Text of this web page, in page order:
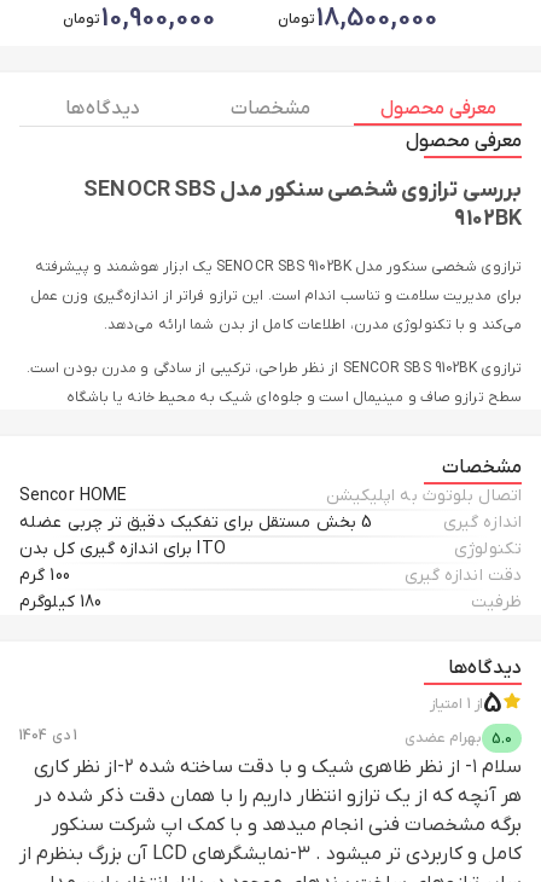
18,500,000تومان 10,900,000تومان
معرفی محصول مشخصات
دیدگاه ها
معرفی محصول
بررسی ترازوی شخصی سنکور مدل SENOCR SBS
9102BK
ترازوی شخصی سنکور مدل SENOCR SBS 9102BK یک ابزار هوشمند و پیشرفته
برای مدیریت سلامت و تناسب اندام است. این ترازو فراتر از اندازه‌گیری وزن عمل
می‌کند و با تکنولوژی مدرن، اطلاعات کامل از بدن شما ارائه می‌دهد.
ترازوی SENCOR SBS 9102BK از نظر طراحی، ترکیبی از سادگی و مدرن بودن است.
سطح ترازو صاف و مینیمال است و جلوه‌ای شیک به محیط خانه یا باشگاه
سطح آن از شیشه مقاوم سکوریت ساخته شده که علاوه بر زیبایی، استحکام
بالایی دارد و ایمنی کاربر را هنگام استفاده تضمین می‌کند. گوشه‌های ترازو گرد
طراحی شده‌اند تا حس مدرن و ایمنی را همزمان ارائه دهند.
سطح آن از شیشه مقاوم سکوریت ساخته شده است
نمایشگر دیجیتال ترازو با فونت روشن و خوانا روی سطح شیشه‌ای قرار گرفته
نمایش داده می‌شوند. طراحی بدون دکمه اضافی و لمس‌پذیری آسان، استفاده از
ترازو را ساده و راحت می‌کند.
رنگ‌بندی مشکی با شیشه شفاف، ظاهری مینیمال و مدرن به ترازو می‌دهد که با
هر دکوراسیونی هماهنگ است. پایه‌های مقاوم و طراحی مستحکم ترازو، ثبات آن
را حتی هنگام استفاده کاربران با وزن بالا تضمین می‌کند.
مشخصات
اتصال بلوتوث به اپلیکیشن
Sencor HOME
اندازه گیری
5 بخش مستقل برای تفکیک دقیق تر چربی عضله
تکنولوژی
ITO برای اندازه گیری کل بدن
دقت اندازه گیری
100 گرم
ظرفیت
180 کیلوگرم
دیدگاه‌ها
5از 1 امتیاز
5.0 بهرام عضدی 1 دی 1404
سلام ۱- از نظر ظاهری شیک و با دقت ساخته شده ۲-از نظر کاری
هر آنچه که از یک ترازو انتظار داریم را با همان دقت ذکر شده در
برگه مشخصات فنی انجام میدهد و با کمک اپ شرکت سنکور
کامل و کاربردی تر میشود . ۳-نمایشگرهای LCD آن بزرگ بنظرم از